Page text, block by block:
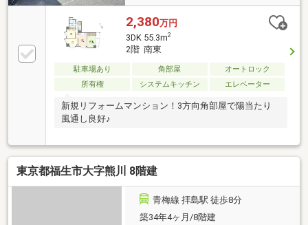
2,380万円
3DK 55.3m2
2階 南東
駐車場あり 角部屋
オートロック
所有権
システムキッチン エレベーター
新規リフォームマンション！3方向角部屋で陽当たり
風通し良好♪
東京都福生市大字熊川 8階建
青梅線 拝島駅 徒歩8分
築34年4ヶ月/8階建